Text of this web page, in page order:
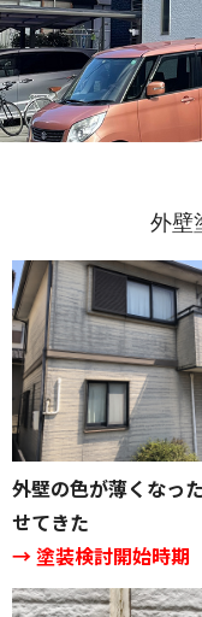
外壁
外壁の色が薄くなっ
せてきた
→ 塗装検討開始時期